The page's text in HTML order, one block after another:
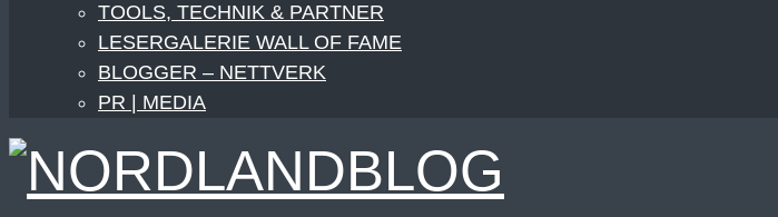
TOOLS, TECHNIK & PARTNER
LESERGALERIE WALL OF FAME
BLOGGER – NETTVERK
PR | MEDIA